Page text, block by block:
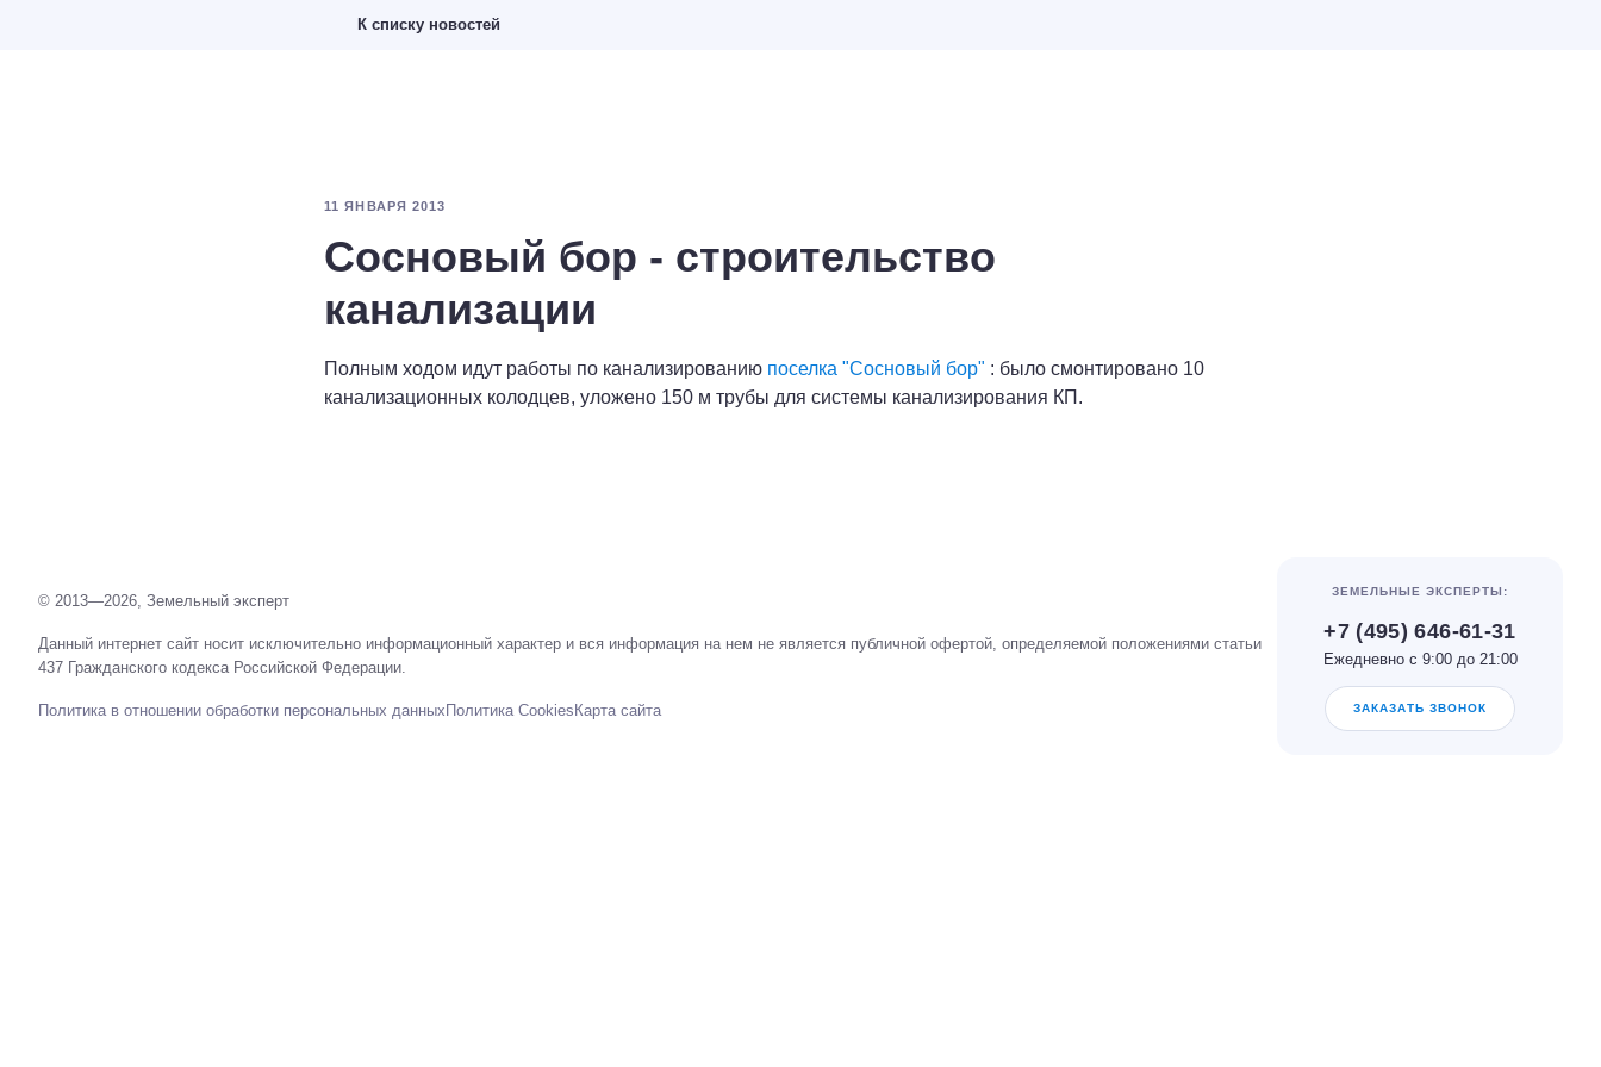
К списку новостей
11 ЯНВАРЯ 2013
Сосновый бор - строительство
канализации
Полным ходом идут работы по канализированию поселка "Сосновый бор" : было смонтировано 10
канализационных колодцев, уложено 150 м трубы для системы канализирования КП.
© 2013—2026, Земельный эксперт
Данный интернет сайт носит исключительно информационный характер и вся информация на нем не является публичной офертой, определяемой положениями статьи
437 Гражданского кодекса Российской Федерации.
Политика в отношении обработки персональных данных Политика Cookies Карта сайта
ЗЕМЕЛЬНЫЕ ЭКСПЕРТЫ:
+7 (495) 646-61-31
Ежедневно с 9:00 до 21:00
ЗАКАЗАТЬ ЗВОНОК